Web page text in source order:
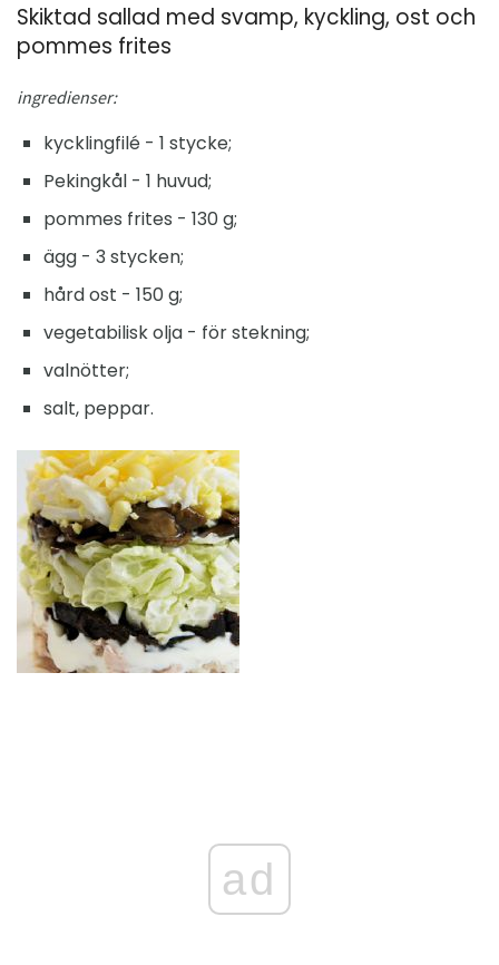
Skiktad sallad med svamp, kyckling, ost och
pommes frites
ingredienser:
kycklingfilé - 1 stycke;
Pekingkål - 1 huvud;
pommes frites - 130 g;
ägg - 3 stycken;
hård ost - 150 g;
vegetabilisk olja - för stekning;
valnötter;
salt, peppar.
ad